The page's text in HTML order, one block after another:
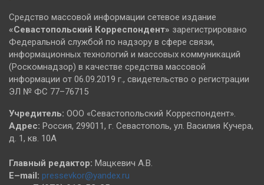
Средство массовой информации сетевое издание
«Севастопольский Корреспондент» зарегистрировано
Федеральной службой по надзору в сфере связи,
информационных технологий и массовых коммуникаций
(Роскомнадзор) в качестве средства массовой
информации от 06.09.2019 г., свидетельство о регистрации
ЭЛ № ФС 77–76715
Учредитель: ООО «Севастопольский Корреспондент».
Адрес: Россия, 299011, г. Севастополь, ул. Василия Кучера,
д. 1, кв. 10А
Главный редактор: Мацкевич А.В.
E–mail: pressevkor@yandex.ru